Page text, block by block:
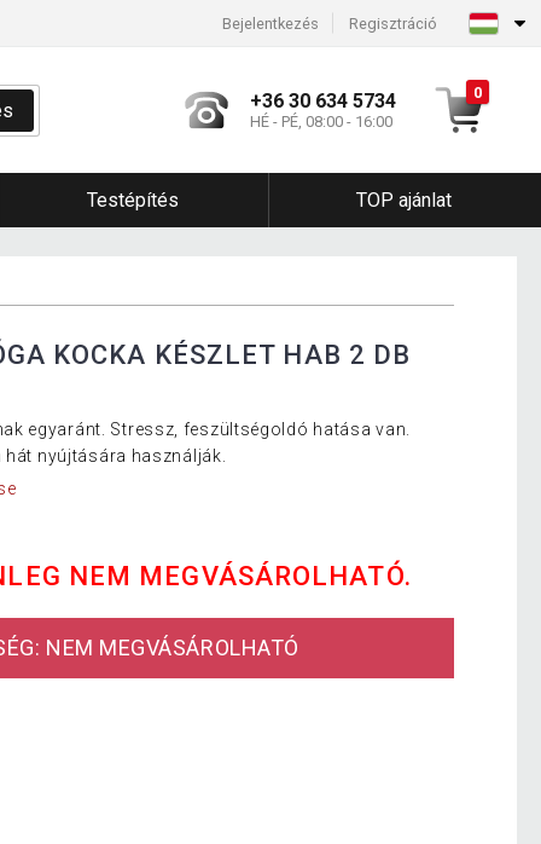
Bejelentkezés Regisztráció
+36 30 634 5734
HÉ - PÉ, 08:00 - 16:00
0
Testépítés TOP ajánlat
KOCKA KÉSZLET HAB 2 DB
egyaránt. Stressz, feszültségoldó hatása van.
nyújtására használják.
NEM MEGVÁSÁROLHATÓ.
NEM MEGVÁSÁROLHATÓ